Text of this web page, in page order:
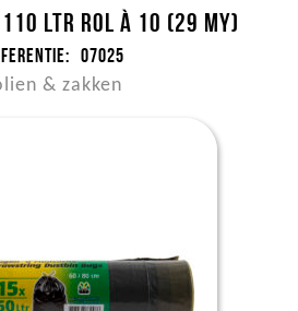
ltr rol à 10 (29 my)
07025
& zakken